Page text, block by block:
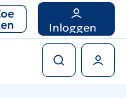
Inloggen